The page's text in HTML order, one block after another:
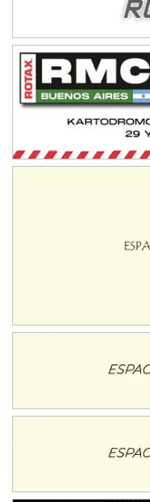
Ciudad de Avellaneda (Asfalto)
Avellaneda (Santa Fe)
SUR SANTAFESINO - F4
José Samuel Sánchez (Tierra)
Rufino (Santa Fe)
TUCUMANO - F5
Juan Navarro (Asfalto)